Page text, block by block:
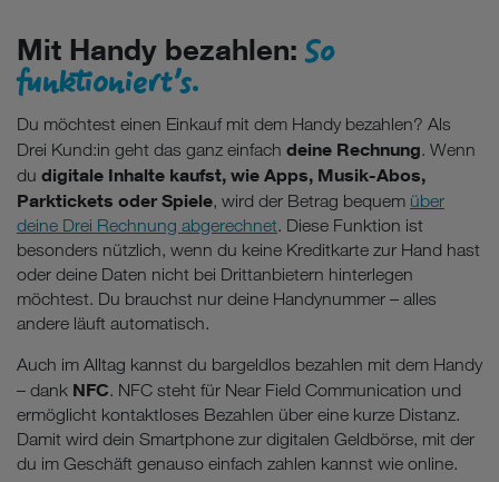
Mit Handy bezahlen: So
funktioniert’s.
Du möchtest einen Einkauf mit dem Handy bezahlen? Als
Drei Kund:in geht das ganz einfach deine Rechnung. Wenn
du digitale Inhalte kaufst, wie Apps, Musik-Abos,
Parktickets oder Spiele, wird der Betrag bequem über
deine Drei Rechnung abgerechnet. Diese Funktion ist
besonders nützlich, wenn du keine Kreditkarte zur Hand hast
oder deine Daten nicht bei Drittanbietern hinterlegen
möchtest. Du brauchst nur deine Handynummer – alles
andere läuft automatisch.
Auch im Alltag kannst du bargeldlos bezahlen mit dem Handy
– dank NFC. NFC steht für Near Field Communication und
ermöglicht kontaktloses Bezahlen über eine kurze Distanz.
Damit wird dein Smartphone zur digitalen Geldbörse, mit der
du im Geschäft genauso einfach zahlen kannst wie online.